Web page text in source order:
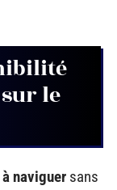
le
naviguer sans